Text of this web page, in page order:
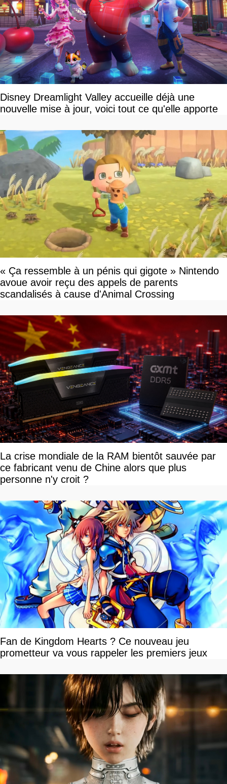
Disney Dreamlight Valley accueille déjà une
nouvelle mise à jour, voici tout ce qu'elle apporte
« Ça ressemble à un pénis qui gigote » Nintendo
avoue avoir reçu des appels de parents
scandalisés à cause d'Animal Crossing
La crise mondiale de la RAM bientôt sauvée par
ce fabricant venu de Chine alors que plus
personne n'y croit ?
Fan de Kingdom Hearts ? Ce nouveau jeu
prometteur va vous rappeler les premiers jeux